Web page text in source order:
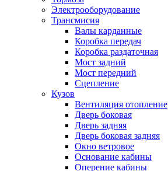
Электрооборудование
Трансмисия
Валы карданные
Коробка передач
Коробка раздаточная
Мост задний
Мост передний
Сцепление
Кузов
Вентиляция отопление
Дверь боковая
Дверь задняя
Дверь боковая задняя
Окно ветровое
Основание кабины
Оперение кабины